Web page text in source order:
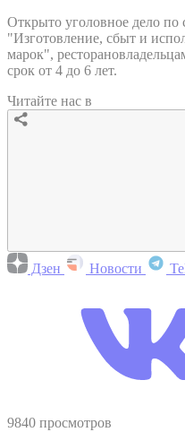
Открыто уголовное дело
"Изготовление, сбыт и
марок",
срок от 4 до 6 лет.
Читайте нас в
Дзен Новости
9840 просмотров